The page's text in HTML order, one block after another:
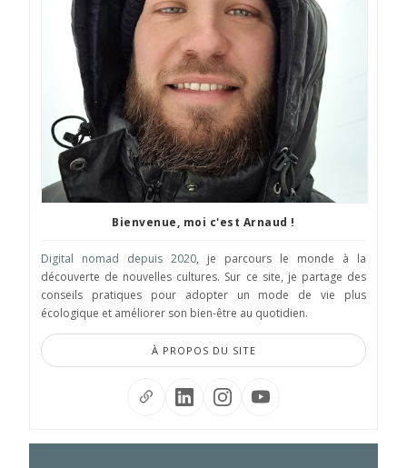
Bienvenue, moi c'est Arnaud !
Digital nomad depuis 2020, je parcours le monde à la
découverte de nouvelles cultures. Sur ce site, je partage des
conseils pratiques pour adopter un mode de vie plus
écologique et améliorer son bien-être au quotidien.
À PROPOS DU SITE